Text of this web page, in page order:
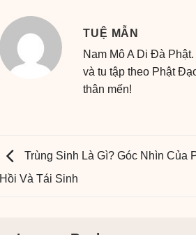
TUỆ MẪN
Nam Mô A Di Đà
và tu tập theo Phật
thân mến!
Trùng Sinh Là Gì? Góc Nhìn Của
Hồi Và Tái Sinh